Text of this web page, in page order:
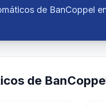
de BanCoppel
de